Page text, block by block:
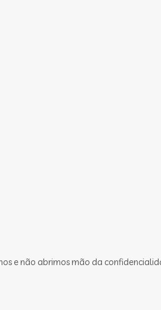
e não abrimos mão da